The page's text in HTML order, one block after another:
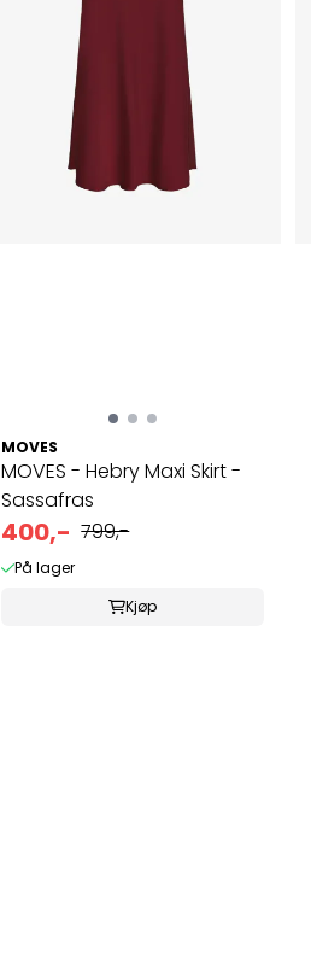
MOVES
MOVES - Hebry Maxi Skirt -
Sassafras
400,- 799,-
På lager
Kjøp